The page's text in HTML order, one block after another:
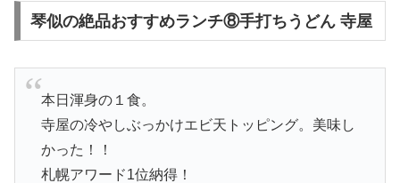
琴似の絶品おすすめランチ⑧手打ちうどん 寺屋
本日渾身の１食。
寺屋の冷やしぶっかけエビ天トッピング。美味し
かった！！
札幌アワード1位納得！